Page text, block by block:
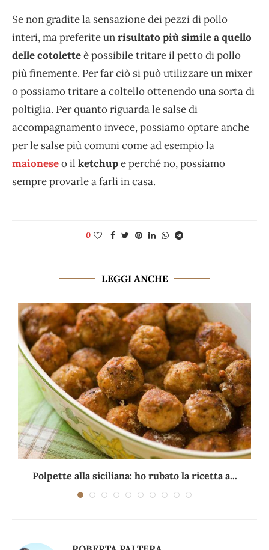
Se non gradite la sensazione dei pezzi di pollo
interi, ma preferite unrisultato più simile a quello
delle cotoletteè possibile tritare il petto di pollo
più finemente. Per far ciò si può utilizzare un mixer
o possiamo tritare a coltello ottenendo una sorta di
poltiglia. Per quanto riguarda le salse di
accompagnamento invece, possiamo optare anche
per le salse più comuni come ad esempio la
maioneseo il ketchupe perché no, possiamo
sempre provarle a farli in casa.
0
LEGGI ANCHE
Polpette alla siciliana: ho rubato la ricetta a...